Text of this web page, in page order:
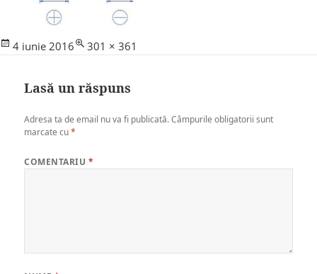
Posted
4 iunie 2016
Full
301 × 361
Lasă un răspuns
Adresa ta de email nu va fi publicată. Câmpurile obligatorii sunt
marcate cu*
COMENTARIU *